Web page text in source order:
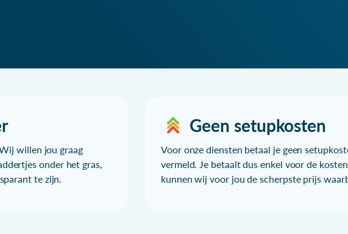
willen jou graag
onder het gras,
te zijn.
Geen setupkosten
Voor onze diensten betaal je geen
vermeld. Je betaalt dus enkel voor de
kunnen wij voor jou de scherpste prijs